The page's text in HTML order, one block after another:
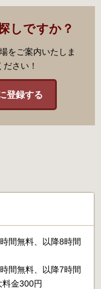
しですか？
をご案内いたしま
さい！
登録する
間無料、以降8時間
間無料、以降7時間
金300円